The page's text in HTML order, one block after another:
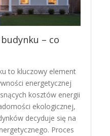
– co
to kluczowy element
energetycznej
kosztów energii
ekologicznej,
decyduje się na
Proces